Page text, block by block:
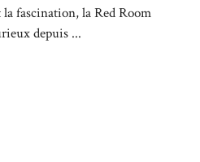
la fascination, la Red Room
depuis ...